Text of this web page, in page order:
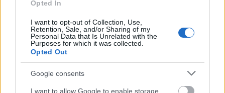
Opted In
I want to opt-out of Collection, Use,
Retention, Sale, and/or Sharing of my
Personal Data that Is Unrelated with the
Purposes for which it was collected.
Opted Out
Google consents
I want to allow Google to enable storage